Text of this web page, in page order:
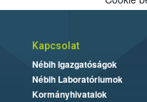
Kapcsolat
Nébih Igazgatóságok
Nébih Laboratóriumok
Kormányhivatalok